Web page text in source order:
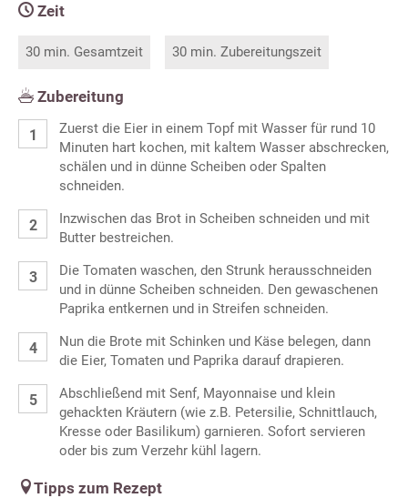
Zeit
30 min. Gesamtzeit 30 min. Zubereitungszeit
Zubereitung
Zuerst die Eier in einem Topf mit Wasser für rund 10
Minuten hart kochen, mit kaltem Wasser abschrecken,
schälen und in dünne Scheiben oder Spalten
schneiden.
Inzwischen das Brot in Scheiben schneiden und mit
Butter bestreichen.
Die Tomaten waschen, den Strunk herausschneiden
und in dünne Scheiben schneiden. Den gewaschenen
Paprika entkernen und in Streifen schneiden.
Nun die Brote mit Schinken und Käse belegen, dann
die Eier, Tomaten und Paprika darauf drapieren.
Abschließend mit Senf, Mayonnaise und klein
gehackten Kräutern (wie z.B. Petersilie, Schnittlauch,
Kresse oder Basilikum) garnieren. Sofort servieren
oder bis zum Verzehr kühl lagern.
Tipps zum Rezept